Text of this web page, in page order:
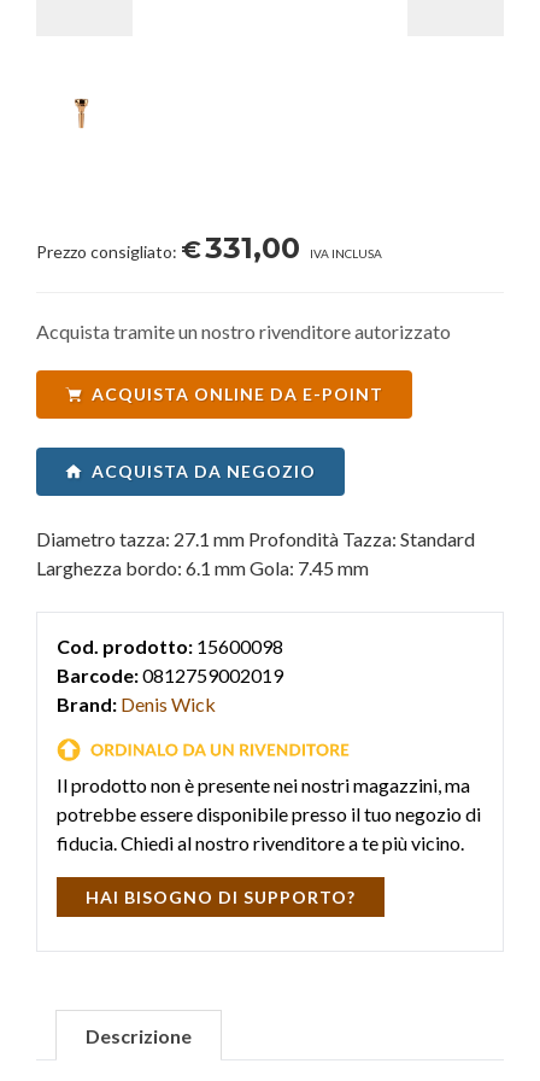
Prezzo consigliato: €331,00 IVA INCLUSA
Acquista tramite un nostro rivenditore autorizzato
ACQUISTA ONLINE DA E-POINT
ACQUISTA DA NEGOZIO
Diametro tazza: 27.1 mm Profondità Tazza: Standard
Larghezza bordo: 6.1 mm Gola: 7.45 mm
Cod. prodotto: 15600098
Barcode:0812759002019
Brand: Denis Wick
Il prodotto non è presente nei nostri magazzini, ma
potrebbe essere disponibile presso il tuo negozio di
fiducia. Chiedi al nostro rivenditore a te più vicino.
HAI BISOGNO DI SUPPORTO?
Descrizione